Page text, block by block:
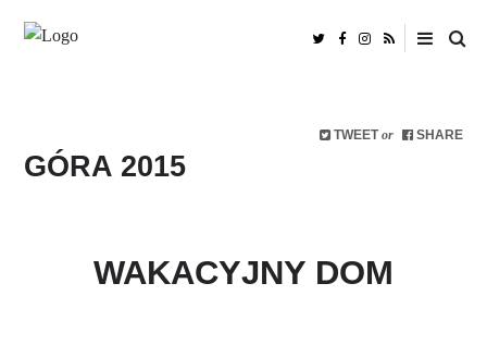
TWEET or SHARE
GÓRA 2015
WAKACYJNY DOM